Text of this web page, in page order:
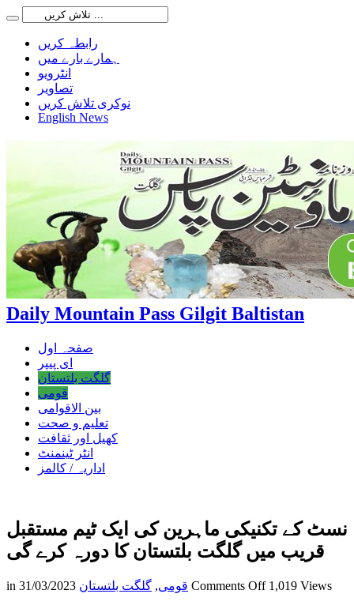
رابطہ کریں
ہمارے بارے میں
انٹرویو
تصاویر
نوکری تلاش کریں
English News
Daily Mountain Pass Gilgit Baltistan
صفحہ اول
ای پیپر
گلگت بلتستان
قومی
بین الاقوامی
تعلیم و صحت
کھیل اور ثقافت
انٹر ٹینمنٹ
اداریہ / کالمز
نسٹ کے تکنیکی ماہرین کی ایک ٹیم مستقبل
قریب میں گلگت بلتستان کا دورہ کرے گی
in قومی, گلگت بلتستان 31/03/2023 Comments Offon1,019 Views